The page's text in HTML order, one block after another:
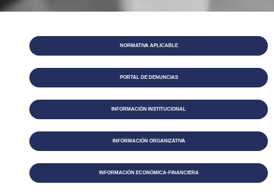
NORMATIVA APLICABLE
PORTAL DE DENUNCIAS
INFORMACIÓN INSTITUCIONAL
INFORMACIÓN ORGANIZATIVA
INFORMACIÓN ECONÓMICA-FINANCIERA